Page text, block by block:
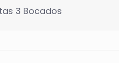
3 Bocados